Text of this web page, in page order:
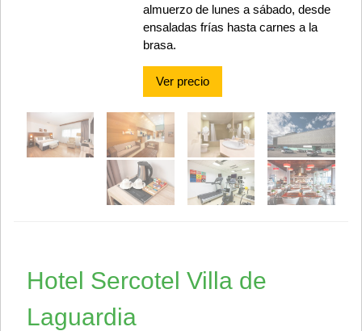
almuerzo de lunes a sábado, desde
ensaladas frías hasta carnes a la
brasa.
Ver precio
Hotel Sercotel Villa de
Laguardia